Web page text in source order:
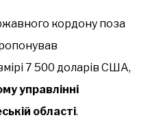
кордону поза
7 500 доларів США,
управлінні
області.